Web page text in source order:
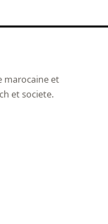
marocaine et
et societe.